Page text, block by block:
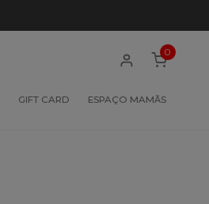
GIFT CARD ESPAÇO MAMÃS
0